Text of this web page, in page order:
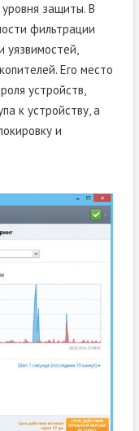
защиты. В
фильтрации
уязвимостей,
Его место
устройств,
к устройству, а
и